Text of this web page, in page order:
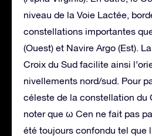
niveau de la Voie Lactée,
constellations importantes
(Ouest) et Navire Argo (Est).
Croix du Sud facilite ainsi
nivellements nord/sud. Pour
céleste de la constellation du
noter que ω Cen ne fait pas
été toujours confondu tel que